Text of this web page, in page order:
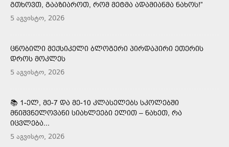
ᲒᲗᲮᲝᲕᲗ, ᲒᲐᲐᲖᲘᲐᲠᲝᲗ, ᲠᲝᲛ ᲛᲔᲢᲛᲐ ᲐᲓᲐᲛᲘᲐᲜᲛᲐ ᲜᲐᲮᲝᲡ!”
5 აგვისტო, 2026
ᲪᲜᲝᲑᲘᲚᲘ ᲛᲔᲥᲡᲘᲙᲔᲚᲘ ᲑᲚᲝᲒᲔᲠᲘ ᲞᲘᲠᲓᲐᲞᲘᲠᲘ ᲔᲗᲔᲠᲘᲡ
ᲓᲠᲝᲡ ᲛᲝᲙᲚᲔᲡ
5 აგვისტო, 2026
📚 1-ᲔᲚ, ᲛᲔ-7 ᲓᲐ ᲛᲔ-10 ᲙᲚᲐᲡᲔᲚᲔᲑᲡ ᲡᲙᲝᲚᲔᲑᲨᲘ
ᲛᲜᲘᲨᲕᲜᲔᲚᲝᲕᲐᲜᲘ ᲡᲘᲐᲮᲚᲔᲔᲑᲘ ᲔᲚᲘᲗ – ᲜᲐᲮᲔᲗ, ᲠᲐ
ᲘᲪᲕᲚᲔᲑᲐ...
5 აგვისტო, 2026